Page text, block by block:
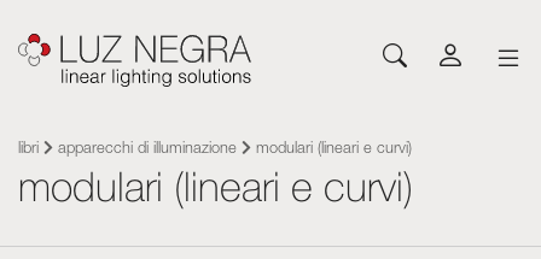
NOVITÀ
Profili
Superficie
LED e componenti
Strip LED flessibili
CONFIGURATORE
Profili LED
Alimentatori
DOWNLOAD
Cataloghi
Altri documenti
ISPIRATI
Ispirazione
Blog
NOTIZIE
AZIENDA
Su Luz Negra
Lavora con noi
libri apparecchi di illuminazione modulari (lineari e curvi)
modulari (lineari e curvi)